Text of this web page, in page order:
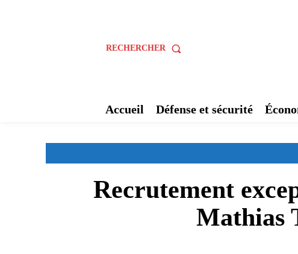
RECHERCHER
Accueil Défense et sécurité
Recrutement
Mathias